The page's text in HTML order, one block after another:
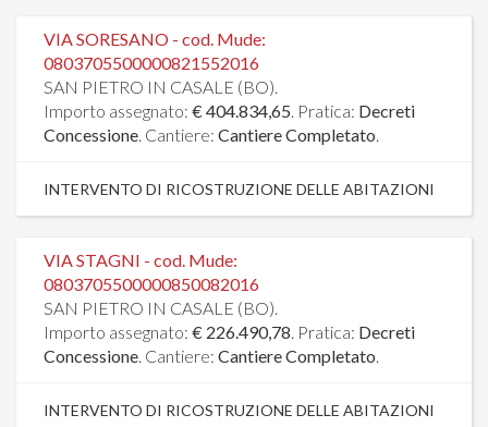
VIA SORESANO - cod. Mude:
0803705500000821552016
SAN PIETRO IN CASALE (BO).
Importo assegnato: € 404.834,65. Pratica: Decreti
Concessione. Cantiere: Cantiere Completato.
INTERVENTO DI RICOSTRUZIONE DELLE ABITAZIONI
VIA STAGNI - cod. Mude:
0803705500000850082016
SAN PIETRO IN CASALE (BO).
Importo assegnato: € 226.490,78. Pratica: Decreti
Concessione. Cantiere: Cantiere Completato.
INTERVENTO DI RICOSTRUZIONE DELLE ABITAZIONI